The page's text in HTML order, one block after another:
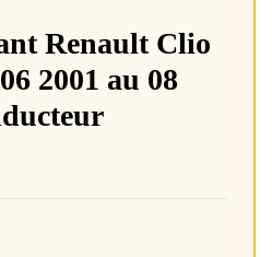
Renault Clio
2001 au 08